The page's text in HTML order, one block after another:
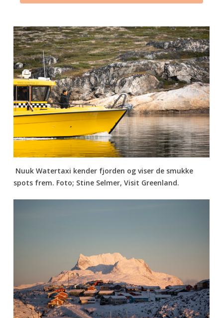
Nuuk Watertaxi kender fjorden og viser de smukke
spots frem. Foto; Stine Selmer, Visit Greenland.